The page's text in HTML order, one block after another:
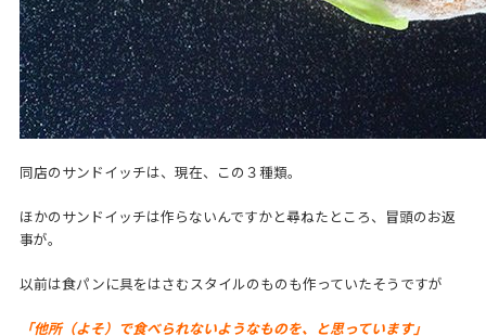
同店のサンドイッチは、現在、この３種類。
ほかのサンドイッチは作らないんですかと尋ねたところ、冒頭のお返
事が。
以前は食パンに具をはさむスタイルのものも作っていたそうですが
「他所（よそ）で食べられないようなものを、と思っています」